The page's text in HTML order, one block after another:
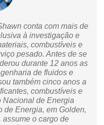
conta com mais de
à investigação e
combustíveis e
pesado. Antes de se
durante 12 anos as
de fluidos e
também cinco anos a
combustíveis e
Nacional de Energia
de Energia, em Golden,
o cargo de